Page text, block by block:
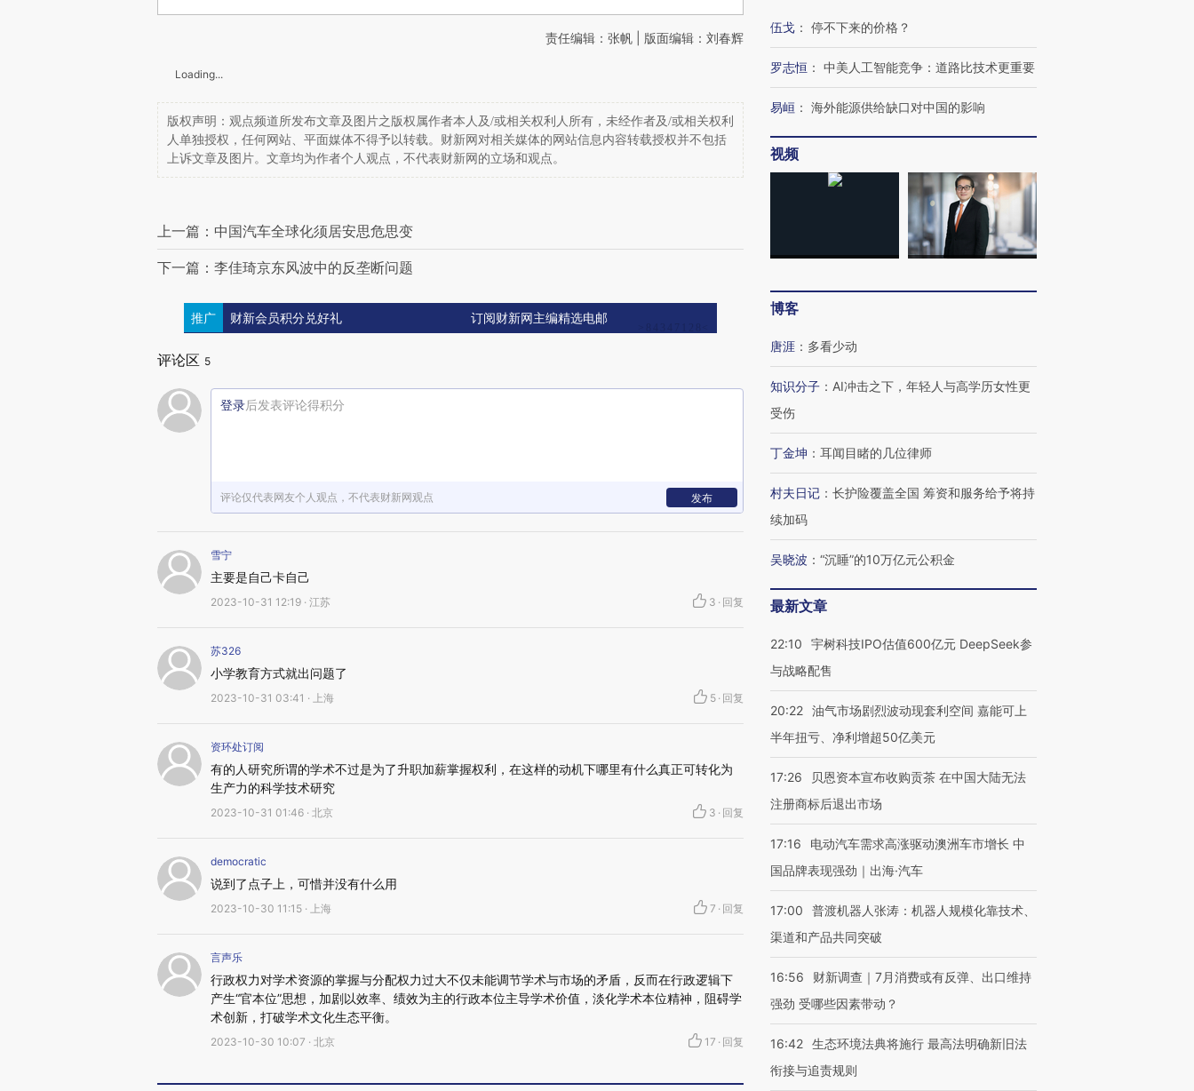
责任编辑：张帆 | 版面编辑：刘春辉
Loading...
版权声明：观点频道所发布文章及图片之版权属作者本人及/或相关权利人所有，未经作者及/或相关权利
人单独授权，任何网站、平面媒体不得予以转载。财新网对相关媒体的网站信息内容转载授权并不包括
上诉文章及图片。文章均为作者个人观点，不代表财新网的立场和观点。
上一篇：中国汽车全球化须居安思危思变
下一篇：李佳琦京东风波中的反垄断问题
推广 财新会员积分兑好礼 订阅财新网主编精选电邮
评论区 5
登录后发表评论得积分
评论仅代表网友个人观点，不代表财新网观点 发布
雪宁
主要是自己卡自己
2023-10-31 12:19 · 江苏 3 · 回复
苏326
小学教育方式就出问题了
2023-10-31 03:41 · 上海 5 · 回复
资环处订阅
有的人研究所谓的学术不过是为了升职加薪掌握权利，在这样的动机下哪里有什么真正可转化为
生产力的科学技术研究
2023-10-31 01:46 · 北京 3 · 回复
democratic
说到了点子上，可惜并没有什么用
2023-10-30 11:15 · 上海 7 · 回复
言声乐
行政权力对学术资源的掌握与分配权力过大不仅未能调节学术与市场的矛盾，反而在行政逻辑下
产生“官本位”思想，加剧以效率、绩效为主的行政本位主导学术价值，淡化学术本位精神，阻碍学
术创新，打破学术文化生态平衡。
2023-10-30 10:07 · 北京 17 · 回复
伍戈 ： 停不下来的价格？
罗志恒 ： 中美人工智能竞争：道路比技术更重要
易峘 ： 海外能源供给缺口对中国的影响
视频
博客
唐涯 ： 多看少动
知识分子 ： AI冲击之下，年轻人与高学历女性更
受伤
丁金坤 ： 耳闻目睹的几位律师
村夫日记 ： 长护险覆盖全国 筹资和服务给予将持
续加码
吴晓波 ： “沉睡”的10万亿元公积金
最新文章
22:10
宇树科技IPO估值600亿元 DeepSeek参
与战略配售
20:22 油气市场剧烈波动现套利空间 嘉能可上
半年扭亏、净利增超50亿美元
17:26
贝恩资本宣布收购贡茶 在中国大陆无法
注册商标后退出市场
17:16
电动汽车需求高涨驱动澳洲车市增长 中
国品牌表现强劲｜出海·汽车
17:00
普渡机器人张涛：机器人规模化靠技术、
渠道和产品共同突破
16:56
财新调查｜7月消费或有反弹、出口维持
强劲 受哪些因素带动？
16:42 生态环境法典将施行 最高法明确新旧法
衔接与追责规则